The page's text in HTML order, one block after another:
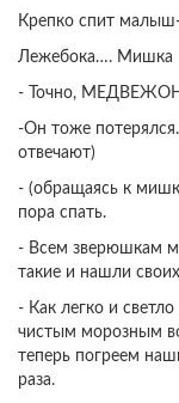
Крепко спит
Лежебока…. Мишка
- Точно,
-Он тоже
отвечают)
- (обращаясь к
пора спать.
- Всем зверюшкам
такие и нашли
- Как легко и
чистым морозным
теперь погреем
раза.